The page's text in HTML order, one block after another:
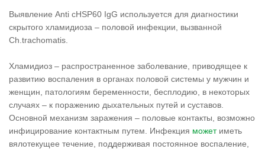
Выявление Anti cHSP60 IgG используется для диагностики
скрытого хламидиоза – половой инфекции, вызванной
Ch.trachomatis.
Хламидиоз – распространенное заболевание, приводящее к
развитию воспаления в органах половой системы у мужчин и
женщин, патологиям беременности, бесплодию, в некоторых
случаях – к поражению дыхательных путей и суставов.
Основной механизм заражения – половые контакты, возможно
инфицирование контактным путем. Инфекция можетиметь
вялотекущее течение, поддерживая постоянное воспаление,